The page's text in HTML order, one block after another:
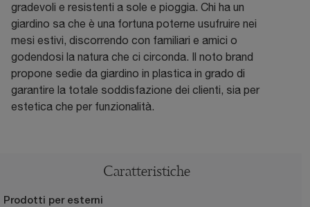
gradevoli e resistenti a sole e pioggia. Chi ha un
giardino sa che è una fortuna poterne usufruire nei
mesi estivi, discorrendo con familiari e amici o
godendosi la natura che ci circonda. Il noto brand
propone sedie da giardino in plastica in grado di
garantire la totale soddisfazione dei clienti, sia per
estetica che per funzionalità.
Caratteristiche
Prodotti per esterni